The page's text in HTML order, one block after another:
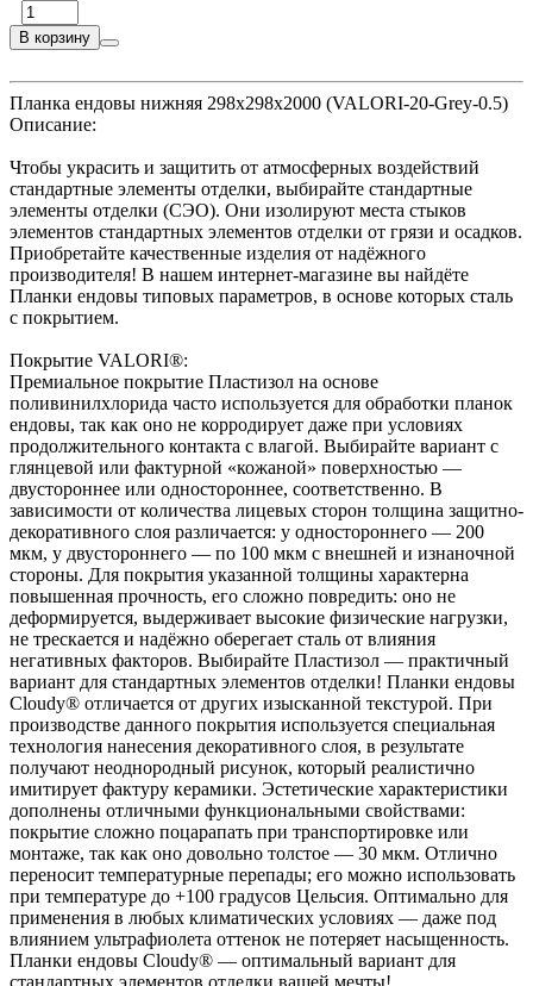
В корзину
Планка ендовы нижняя 298х298х2000 (VALORI-20-Grey-0.5)
Описание:
Чтобы украсить и защитить от атмосферных воздействий
стандартные элементы отделки, выбирайте стандартные
элементы отделки (СЭО). Они изолируют места стыков
элементов стандартных элементов отделки от грязи и осадков.
Приобретайте качественные изделия от надёжного
производителя! В нашем интернет-магазине вы найдёте
Планки ендовы типовых параметров, в основе которых сталь
с покрытием.
Покрытие VALORI®:
Премиальное покрытие Пластизол на основе
поливинилхлорида часто используется для обработки планок
ендовы, так как оно не корродирует даже при условиях
продолжительного контакта с влагой. Выбирайте вариант с
глянцевой или фактурной «кожаной» поверхностью —
двустороннее или одностороннее, соответственно. В
зависимости от количества лицевых сторон толщина защитно-
декоративного слоя различается: у одностороннего — 200
мкм, у двустороннего — по 100 мкм с внешней и изнаночной
стороны. Для покрытия указанной толщины характерна
повышенная прочность, его сложно повредить: оно не
деформируется, выдерживает высокие физические нагрузки,
не трескается и надёжно оберегает сталь от влияния
негативных факторов. Выбирайте Пластизол — практичный
вариант для стандартных элементов отделки! Планки ендовы
Cloudy® отличается от других изысканной текстурой. При
производстве данного покрытия используется специальная
технология нанесения декоративного слоя, в результате
получают неоднородный рисунок, который реалистично
имитирует фактуру керамики. Эстетические характеристики
дополнены отличными функциональными свойствами:
покрытие сложно поцарапать при транспортировке или
монтаже, так как оно довольно толстое — 30 мкм. Отлично
переносит температурные перепады; его можно использовать
при температуре до +100 градусов Цельсия. Оптимально для
применения в любых климатических условиях — даже под
влиянием ультрафиолета оттенок не потеряет насыщенность.
Планки ендовы Cloudy® — оптимальный вариант для
стандартных элементов отделки вашей мечты!